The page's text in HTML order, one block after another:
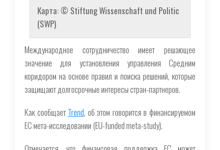
Карта: © Stiftung Wissenschaft und Politic
(SWP)
Международное сотрудничество имеет решающее
значение для установления управления Средним
коридором на основе правил и поиска решений, которые
защищают долгосрочные интересы стран-партнеров.
Как сообщает Trend, об этом говорится в финансируемом
ЕС мета-исследовании (EU-funded meta-study).